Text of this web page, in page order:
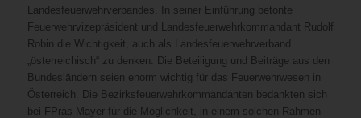
Landesfeuerwehrverbandes. In seiner Einführung betonte
Feuerwehrvizepräsident und Landesfeuerwehrkommandant Rudolf
Robin die Wichtigkeit, auch als Landesfeuerwehrverband
„österreichisch“ zu denken. Die Beteiligung und Beiträge aus den
Bundesländern seien enorm wichtig für das Feuerwehrwesen in
Österreich. Die Bezirksfeuerwehrkommandanten bedankten sich
bei FPräs Mayer für die Möglichkeit, in einem solchen Rahmen